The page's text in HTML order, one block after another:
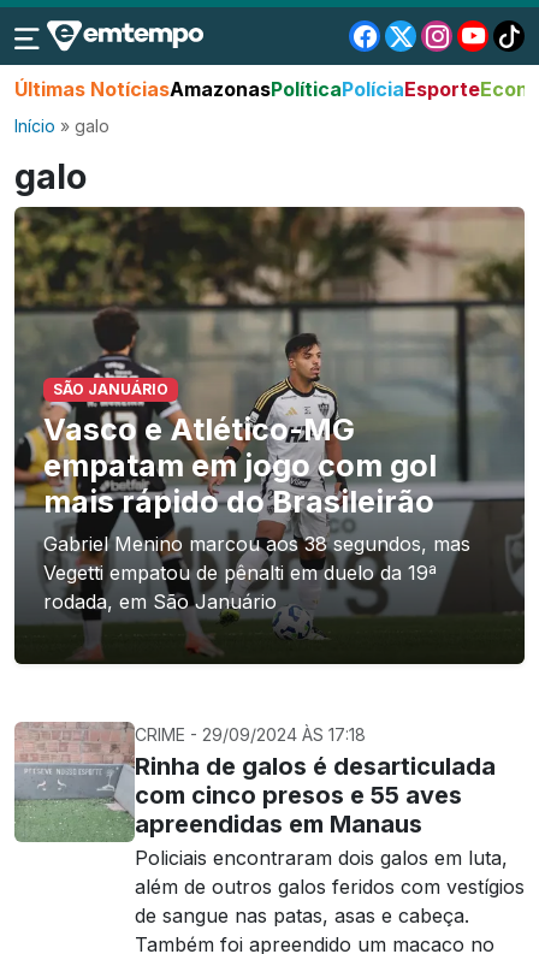
Últimas NotíciasAmazonasPolíticaPolíciaEsporte
Início » galo
galo
SÃO JANUÁRIO
Vasco e Atlético-MG
empatam em jogo com gol
mais rápido do Brasileirão
Gabriel Menino marcou aos 38 segundos, mas
Vegetti empatou de pênalti em duelo da 19ª
rodada, em São Januário
CRIME - 29/09/2024 ÀS 17:18
Rinha de galos é desarticulada
com cinco presos e 55 aves
apreendidas em Manaus
Policiais encontraram dois galos em luta,
além de outros galos feridos com vestígios
de sangue nas patas, asas e cabeça.
Também foi apreendido um macaco no